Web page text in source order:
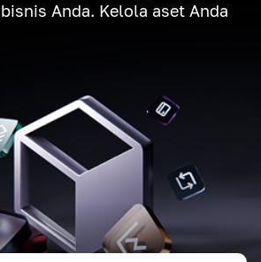
Anda. Kelola aset Anda